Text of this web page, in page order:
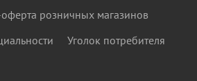
розничных магазинов
Уголок потребителя